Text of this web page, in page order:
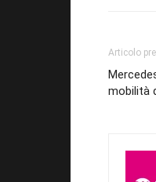
Articolo
mobilità